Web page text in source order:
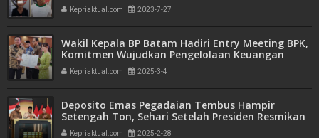
Kepriaktual.com 2023-7-27
Wakil Kepala BP Batam Hadiri Entry Meeting BPK,
Komitmen Wujudkan Pengelolaan Keuangan
Transparan dan Akuntabel
Kepriaktual.com 2025-3-4
Deposito Emas Pegadaian Tembus Hampir
Setengah Ton, Sehari Setelah Presiden Resmikan
Bank Emas
Kepriaktual.com 2025-2-28